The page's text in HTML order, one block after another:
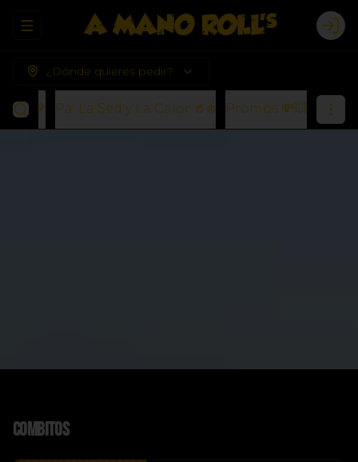
Abrir menu de navegación
¿Dónde quieres pedir?
🍪🤎 Pa' La Sed y La Calor 🥤❄️ Promos 💸💥
Combitos